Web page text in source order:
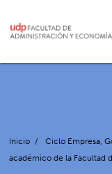
Inicio /
Ciclo Empresa,
académico de la Facultad